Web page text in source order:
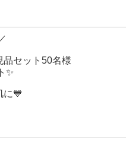
品セット50名様
✨
に💙